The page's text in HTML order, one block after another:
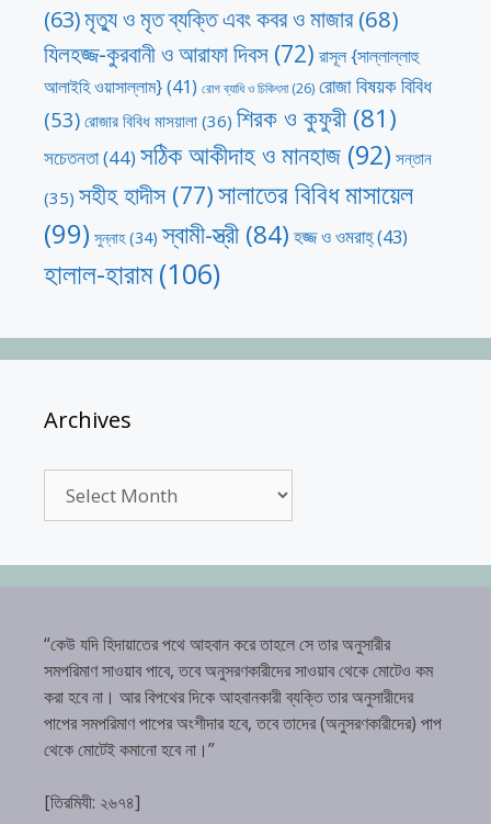
(63)মৃত্যু ও মৃত ব্যক্তি এবং কবর ও মাজার(68)
যিলহজ্জ-কুরবানী ও আরাফা দিবস (72) রাসূল {সাল্লাল্লাহু
আলাইহি ওয়াসাল্লাম}(41) রোগ ব্যাধি ও চিকিৎসা(26) রোজা বিষয়ক বিবিধ
(53) রোজার বিবিধ মাসয়ালা (36) শিরক ও কুফুরী (81)
সচেতনতা(44) সঠিক আকীদাহ ও মানহাজ (92) সন্তান
(35) সহীহ হাদীস(77)সালাতের বিবিধ মাসায়েল
(99) সুন্নাহ(34) স্বামী-স্ত্রী(84) হজ্জ ও ওমরাহ্‌(43)
হালাল-হারাম(106)
Archives
“কেউ যদি হিদায়াতের পথে আহবান করে তাহলে সে তার অনুসারীর
সমপরিমাণ সাওয়াব পাবে, তবে অনুসরণকারীদের সাওয়াব থেকে মোটেও কম
করা হবে না। আর বিপথের দিকে আহবানকারী ব্যক্তি তার অনুসারীদের
পাপের সমপরিমাণ পাপের অংশীদার হবে, তবে তাদের (অনুসরণকারীদের) পাপ
থেকে মোটেই কমানো হবে না।”
[তিরমিযী: ২৬৭৪]